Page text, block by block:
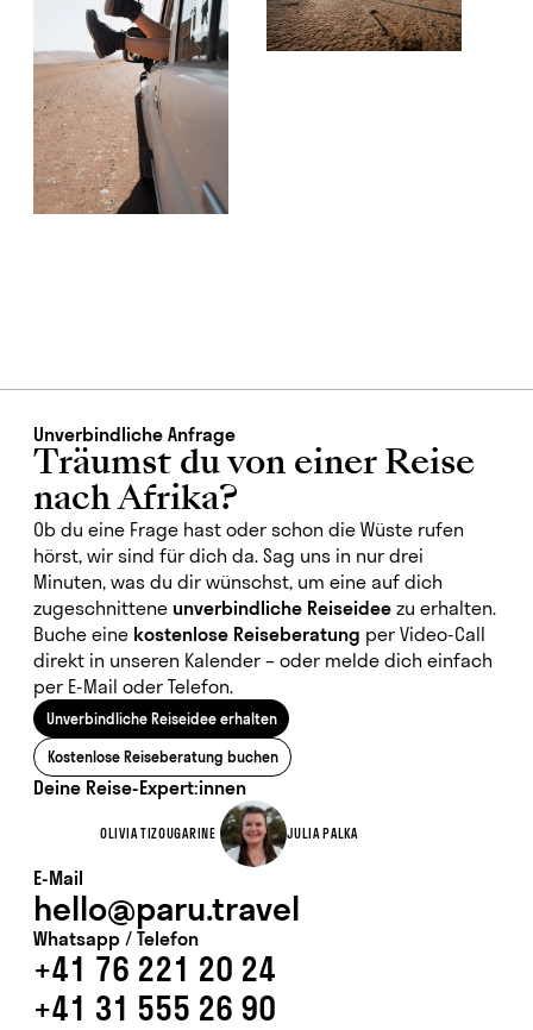
Unverbindliche Anfrage
Träumst du von einer Reise
nach Afrika?
Ob du eine Frage hast oder schon die Wüste rufen
hörst, wir sind für dich da. Sag uns in nur drei
Minuten, was du dir wünschst, um eine auf dich
zugeschnittene unverbindliche Reiseidee zu erhalten.
Buche eine kostenlose Reiseberatung per Video-Call
direkt in unseren Kalender – oder melde dich einfach
per E-Mail oder Telefon.
Unverbindliche Reiseidee erhalten
Kostenlose Reiseberatung buchen
Deine Reise-Expert:innen
OLIVIA TIZOUGARINE JULIA PALKA
E-Mail
hello@paru.travel
Whatsapp / Telefon
+41 76 221 20 24
+41 31 555 26 90